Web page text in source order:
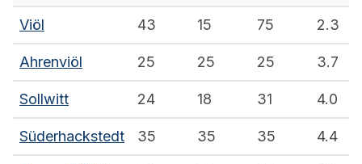
Viöl 43 15 75 2.3
Ahrenviöl 25 25 25 3.7
Sollwitt 24 18 31 4.0
Süderhackstedt 35 35 35 4.4